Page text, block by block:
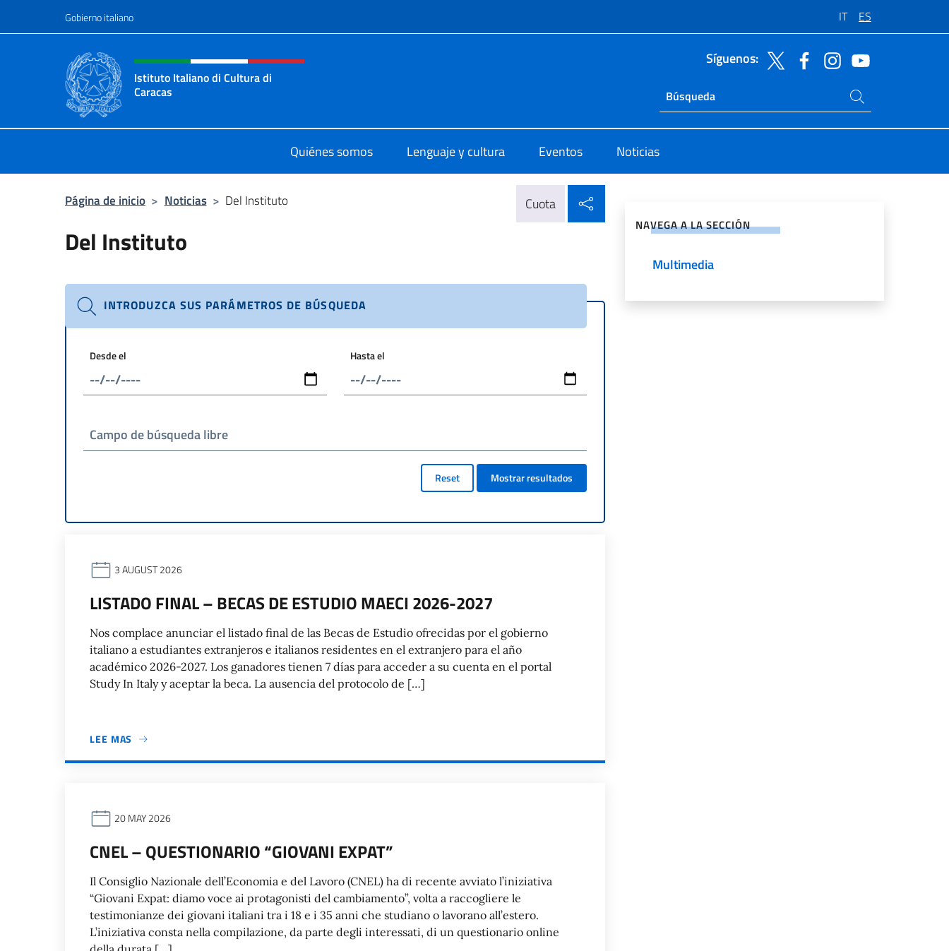
Gobierno italiano IT ES
Encabezado del sitio web, redes sociales y menú
Istituto Italiano di Cultura di
Caracas
Síguenos:
Ricerca sito live
Buscar en el sitio
Quiénes somos Lenguaje y cultura Eventos Noticias
Página de inicio > Noticias > Del Instituto Cuota
Del Instituto
INTRODUZCA SUS PARÁMETROS DE BÚSQUEDA
Desde el Hasta el
Campo de búsqueda libre
Reset Mostrar resultados
3 AUGUST 2026
LISTADO FINAL – BECAS DE ESTUDIO MAECI 2026-2027
Nos complace anunciar el listado final de las Becas de Estudio ofrecidas por el gobierno
italiano a estudiantes extranjeros e italianos residentes en el extranjero para el año
académico 2026-2027. Los ganadores tienen 7 días para acceder a su cuenta en el portal
Study In Italy y aceptar la beca. La ausencia del protocolo de […]
LEE MAS
20 MAY 2026
CNEL – QUESTIONARIO “GIOVANI EXPAT”
Il Consiglio Nazionale dell’Economia e del Lavoro (CNEL) ha di recente avviato l’iniziativa
“Giovani Expat: diamo voce ai protagonisti del cambiamento”, volta a raccogliere le
testimonianze dei giovani italiani tra i 18 e i 35 anni che studiano o lavorano all’estero.
L’iniziativa consta nella compilazione, da parte degli interessati, di un questionario online
NAVEGA A LA SECCIÓN
Multimedia